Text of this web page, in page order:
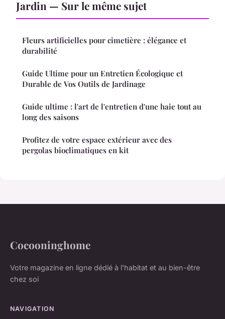
Jardin — Sur le même sujet
Fleurs artificielles pour cimetière : élégance et
durabilité
Guide Ultime pour un Entretien Écologique et
Durable de Vos Outils de Jardinage
Guide ultime : l'art de l'entretien d'une haie tout au
long des saisons
Profitez de votre espace extérieur avec des
pergolas bioclimatiques en kit
Cocooninghome
Votre magazine en ligne dédié à l'habitat et au bien-être
chez soi
NAVIGATION